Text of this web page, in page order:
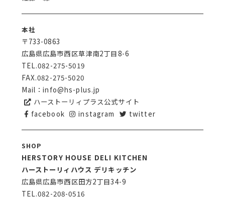
本社
〒733-0863
広島県広島市西区草津南2丁目8-6
TEL.082-275-5019
FAX.082-275-5020
Mail：info@hs-plus.jp
ハーストーリィプラス公式サイト
facebook
instagram twitter
SHOP
HERSTORY HOUSE DELI KITCHEN
ハーストーリィハウス デリキッチン
広島県広島市西区田方2丁目34-9
TEL.082-208-0516